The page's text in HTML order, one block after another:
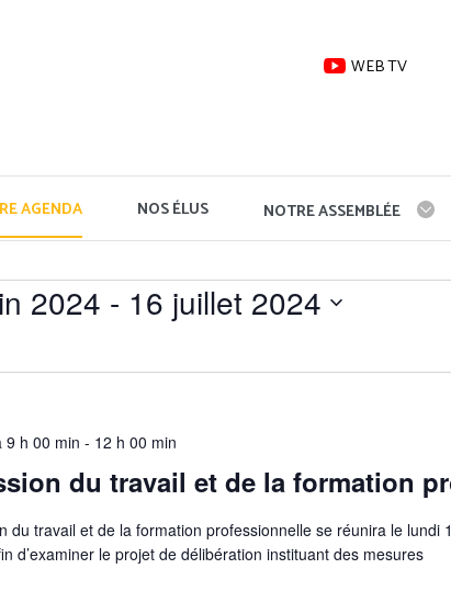
WEB TV
AGENDA NOS ÉLUS NOTRE ASSEMBLÉE
2024 - 16 juillet 2024
du travail et de la formation
9 h 00 min - 12 h 00 min
du travail et de la formation professionnelle se réunira le lundi
d’examiner le projet de délibération instituant des mesures